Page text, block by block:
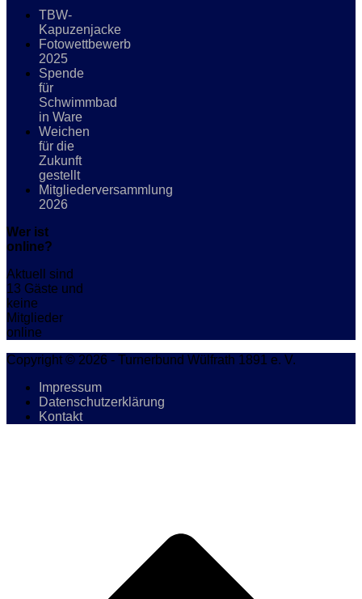
TBW-
Kapuzenjacke
Fotowettbewerb
2025
Spende
für
Schwimmbad
in Ware
Weichen
für die
Zukunft
gestellt
Mitgliederversammlung
2026
Wer ist
online?
Aktuell sind
13 Gäste und
keine
Mitglieder
online
Copyright © 2026 - Turnerbund Wülfrath 1891 e. V.
Impressum
Datenschutzerklärung
Kontakt